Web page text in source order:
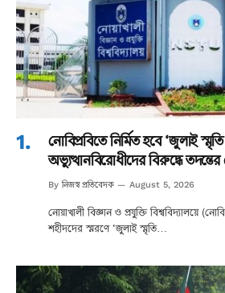
নোবিপ্রবিতে নির্মিত হবে ‘জুলাই স্মৃতি
অভ্যুত্থানবিরোধীদের বিরুদ্ধে
By নিজস্ব প্রতিবেদক August 5, 2026
নোয়াখালী বিজ্ঞান ও প্রযুক্তি বিশ্ববিদ্যালয়ে
শহীদদের স্মরণে ‘জুলাই স্মৃতি…